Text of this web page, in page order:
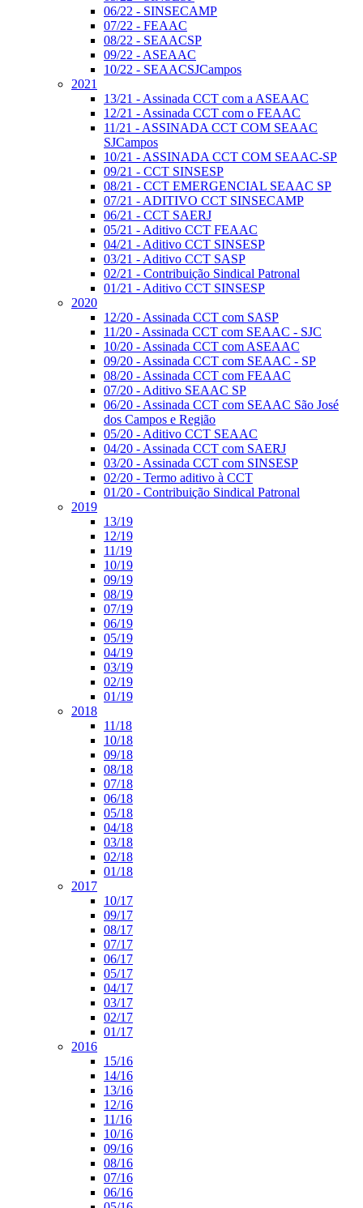
06/22 - SINSECAMP
07/22 - FEAAC
08/22 - SEAACSP
09/22 - ASEAAC
10/22 - SEAACSJCampos
2021
13/21 - Assinada CCT com a ASEAAC
12/21 - Assinada CCT com o FEAAC
11/21 - ASSINADA CCT COM SEAAC
SJCampos
10/21 - ASSINADA CCT COM SEAAC-SP
09/21 - CCT SINSESP
08/21 - CCT EMERGENCIAL SEAAC SP
07/21 - ADITIVO CCT SINSECAMP
06/21 - CCT SAERJ
05/21 - Aditivo CCT FEAAC
04/21 - Aditivo CCT SINSESP
03/21 - Aditivo CCT SASP
02/21 - Contribuição Sindical Patronal
01/21 - Aditivo CCT SINSESP
2020
12/20 - Assinada CCT com SASP
11/20 - Assinada CCT com SEAAC - SJC
10/20 - Assinada CCT com ASEAAC
09/20 - Assinada CCT com SEAAC - SP
08/20 - Assinada CCT com FEAAC
07/20 - Aditivo SEAAC SP
06/20 - Assinada CCT com SEAAC São José
dos Campos e Região
05/20 - Aditivo CCT SEAAC
04/20 - Assinada CCT com SAERJ
03/20 - Assinada CCT com SINSESP
02/20 - Termo aditivo à CCT
01/20 - Contribuição Sindical Patronal
2019
13/19
12/19
11/19
10/19
09/19
08/19
07/19
06/19
05/19
04/19
03/19
02/19
01/19
2018
11/18
10/18
09/18
08/18
07/18
06/18
05/18
04/18
03/18
02/18
01/18
2017
10/17
09/17
08/17
07/17
06/17
05/17
04/17
03/17
02/17
01/17
2016
15/16
14/16
13/16
12/16
11/16
10/16
09/16
08/16
07/16
06/16